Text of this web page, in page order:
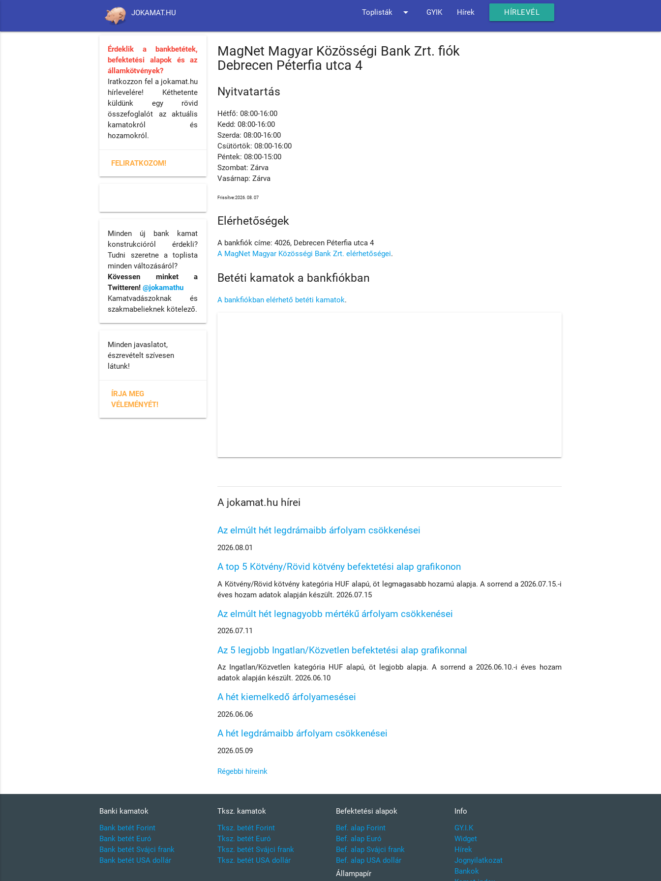
JOKAMAT.HU Toplisták arrow_drop_down GYIK Hírek HÍRLEVÉL
MagNet Magyar Közösségi Bank Zrt. fiók
Debrecen Péterfia utca 4
Nyitvatartás
Hétfő: 08:00-16:00
Kedd: 08:00-16:00
Szerda: 08:00-16:00
Csütörtök: 08:00-16:00
Péntek: 08:00-15:00
Szombat: Zárva
Vasárnap: Zárva
Frissítve:2026. 08. 07
Elérhetőségek
A bankfiók címe: 4026, Debrecen Péterfia utca 4
A MagNet Magyar Közösségi Bank Zrt. elérhetőségei.
Betéti kamatok a bankfiókban
A bankfiókban elérhető betéti kamatok.
A jokamat.hu hírei
Az elmúlt hét legdrámaibb árfolyam csökkenései
2026.08.01
A top 5 Kötvény/Rövid kötvény befektetési alap grafikonon
A Kötvény/Rövid kötvény kategória HUF alapú, öt legmagasabb hozamú alapja. A sorrend a 2026.07.15.-i
éves hozam adatok alapján készült. 2026.07.15
Az elmúlt hét legnagyobb mértékű árfolyam csökkenései
2026.07.11
Az 5 legjobb Ingatlan/Közvetlen befektetési alap grafikonnal
Az Ingatlan/Közvetlen kategória HUF alapú, öt legjobb alapja. A sorrend a 2026.06.10.-i éves hozam
adatok alapján készült. 2026.06.10
A hét kiemelkedő árfolyamesései
2026.06.06
A hét legdrámaibb árfolyam csökkenései
2026.05.09
Régebbi híreink
Érdeklik a bankbetétek,
befektetési alapok és az
államkötvények?
Iratkozzon fel a jokamat.hu
hírlevelére! Kéthetente
küldünk egy rövid
összefoglalót az aktuális
kamatokról és
hozamokról.
FELIRATKOZOM!
Minden új bank kamat
konstrukcióról érdekli?
Tudni szeretne a toplista
minden változásáról?
Kövessen minket a
Twitteren!@jokamathu
Kamatvadászoknak és
szakmabelieknek kötelező.
Minden javaslatot,
észrevételt szívesen
látunk!
ÍRJA MEG
VÉLEMÉNYÉT!
Banki kamatok
Bank betét Forint
Bank betét Euró
Bank betét Svájci frank
Bank betét USA dollár
Tksz. kamatok
Tksz. betét Forint
Tksz. betét Euró
Tksz. betét Svájci frank
Tksz. betét USA dollár
Befektetési alapok
Bef. alap Forint
Bef. alap Euró
Bef. alap Svájci frank
Bef. alap USA dollár
Állampapír
Info
GY.I.K
Widget
Hírek
Jognyilatkozat
Bankok